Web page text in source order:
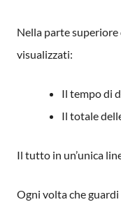
Nella parte
visualizzati:
Il tempo di
Il totale
Il tutto in un’unica
Ogni volta che